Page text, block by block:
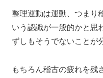
整理運動は運動、つまり
いう認識が一般的かと思
ずしもそうでないことが
もちろん稽古の疲れを残